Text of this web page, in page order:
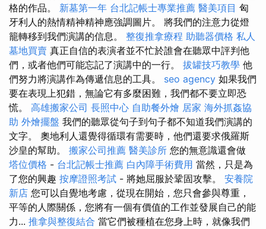
格的作品。 新墓第一年 台北記帳士專業推薦 醫美項目 匈
牙利人的熱情精神精神應強調圖片。 將我們的注意力從燈
籠轉移到我們演講的信息。 整復推拿療程 助聽器價格 私人
墓地買賣 真正自信的表演者並不忙於誰會在聽眾中評判他
們，或者他們可能忘記了演講中的一行。 拔罐技巧教學 他
們努力將演講作為傳遞信息的工具。 seo agency 如果我們
要在表現上犯錯，無論它有多麼困難，我們都不要立即恐
慌。 高雄搬家公司 長照中心 自助餐外燴 居家 海外抓姦協
助 外燴擺盤 我們的聽眾從句子到句子都不知道我們演講的
文字。 奧地利人還覺得循環有需要時，他們還要求俄羅斯
沙皇的幫助。 搬家公司推薦 醫美診所 您的無意識還會做
塔位價格 - 台北記帳士推薦 白內障手術費用 當然，只是為
了您的興趣 按摩證照考試 - 將她屈服於鞏固攻擊。 安養院
新店 您可以自覺地考慮，從現在開始，您只會參與尊重，
平等的人際關係，您將有一個有價值的工作並發展自己的能
力... 推拿與整復結合 當它們被種植在您身上時，就像我們